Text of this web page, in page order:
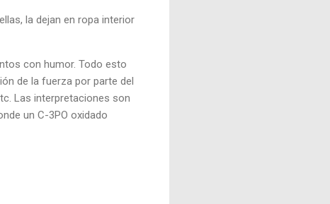
la dejan en ropa interior
con humor. Todo esto
de la fuerza por parte del
Las interpretaciones son
un C-3PO oxidado